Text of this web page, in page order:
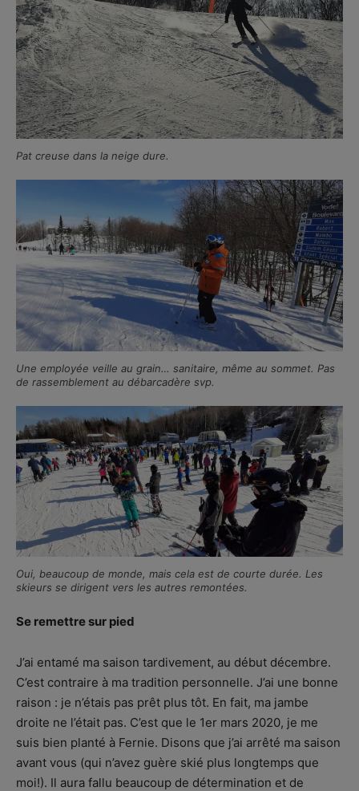
Pat creuse dans la neige dure.
Une employée veille au grain… sanitaire, même au sommet. Pas
de rassemblement au débarcadère svp.
Oui, beaucoup de monde, mais cela est de courte durée. Les
skieurs se dirigent vers les autres remontées.
Se remettre sur pied
J’ai entamé ma saison tardivement, au début décembre.
C’est contraire à ma tradition personnelle. J’ai une bonne
raison : je n’étais pas prêt plus tôt. En fait, ma jambe
droite ne l’était pas. C’est que le 1er mars 2020, je me
suis bien planté à Fernie. Disons que j’ai arrêté ma saison
avant vous (qui n’avez guère skié plus longtemps que
moi!). Il aura fallu beaucoup de détermination et de